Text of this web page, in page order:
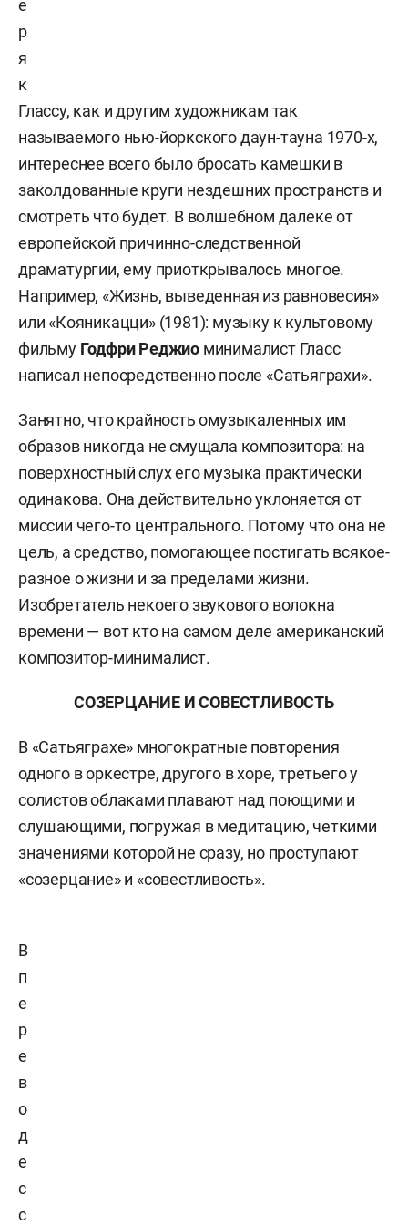
е
р
я
к
Глассу, как и другим художникам так
называемого нью-йоркского даун-тауна 1970-х,
интереснее всего было бросать камешки в
заколдованные круги нездешних пространств и
смотреть что будет. В волшебном далеке от
европейской причинно-следственной
драматургии, ему приоткрывалось многое.
Например, «Жизнь, выведенная из равновесия»
или «Кояникацци» (1981): музыку к культовому
фильму Годфри Реджио минималист Гласс
написал непосредственно после «Сатьяграхи».
Занятно, что крайность омузыкаленных им
образов никогда не смущала композитора: на
поверхностный слух его музыка практически
одинакова. Она действительно уклоняется от
миссии чего-то центрального. Потому что она не
цель, а средство, помогающее постигать всякое-
разное о жизни и за пределами жизни.
Изобретатель некоего звукового волокна
времени — вот кто на самом деле американский
композитор-минималист.
СОЗЕРЦАНИЕ И СОВЕСТЛИВОСТЬ
В «Сатьяграхе» многократные повторения
одного в оркестре, другого в хоре, третьего у
солистов облаками плавают над поющими и
слушающими, погружая в медитацию, четкими
значениями которой не сразу, но проступают
«созерцание» и «совестливость».
В
п
е
р
е
в
о
д
е
с
с